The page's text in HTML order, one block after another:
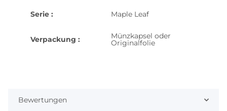
Serie : Maple Leaf
Verpackung : Münzkapsel oder
Originalfolie
Bewertungen